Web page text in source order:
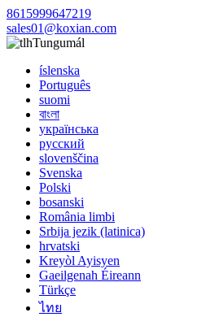
8615999647219
sales01@koxian.com
Tungumál
íslenska
Português
suomi
বাংলা
українська
русский
slovenščina
Svenska
Polski
bosanski
România limbi
Srbija jezik (latinica)
hrvatski
Kreyòl Ayisyen
Gaeilgenah Éireann
Türkçe
ไทย